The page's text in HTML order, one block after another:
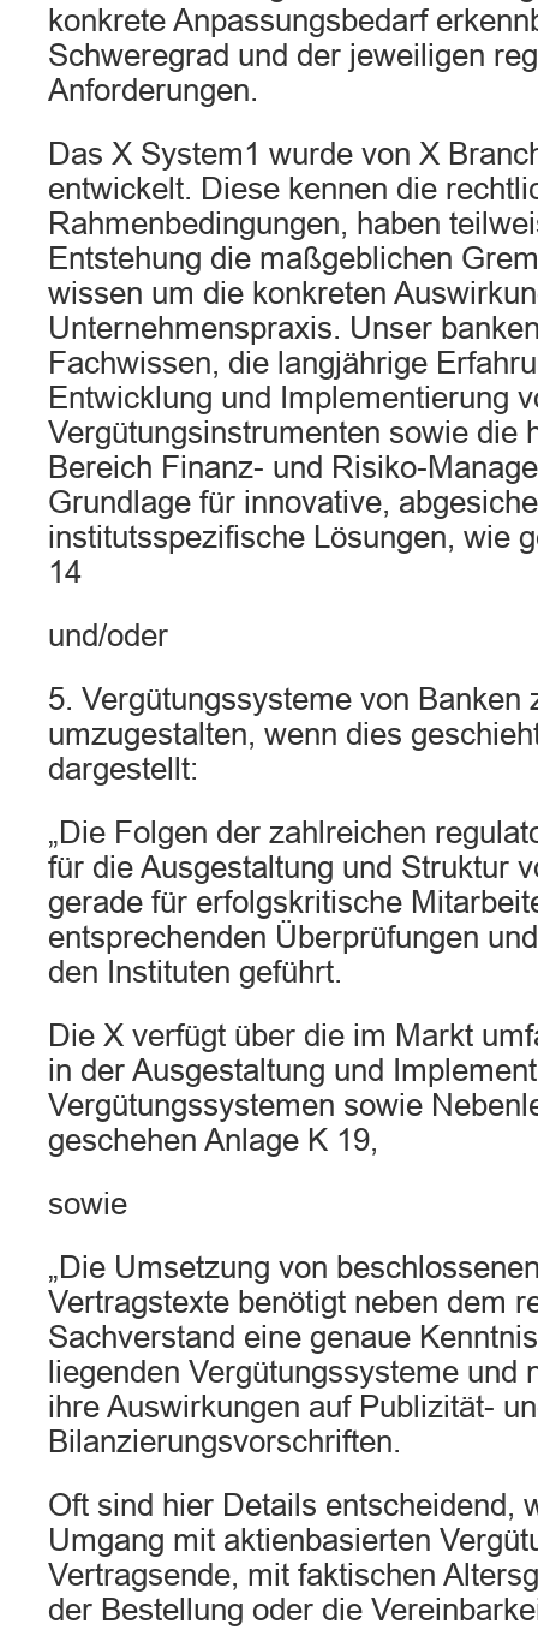
konkrete Anpassungsbedarf
Schweregrad und der jeweiligen
Anforderungen.
Das X System1 wurde von X
entwickelt. Diese kennen die
Rahmenbedingungen, haben
Entstehung die maßgeblichen
wissen um die konkreten
Unternehmenspraxis. Unser
Fachwissen, die langjährige
Entwicklung und Implementierung
Vergütungsinstrumenten sowie die
Bereich Finanz- und Risiko-
Grundlage für innovative,
institutsspezifische Lösungen, wie
14
und/oder
5. Vergütungssysteme von Banken
umzugestalten, wenn dies
dargestellt:
„Die Folgen der zahlreichen
für die Ausgestaltung und Struktur
gerade für erfolgskritische
entsprechenden Überprüfungen
den Instituten geführt.
Die X verfügt über die im Markt
in der Ausgestaltung und
Vergütungssystemen sowie
geschehen Anlage K 19,
sowie
„Die Umsetzung von
Vertragstexte benötigt neben dem
Sachverstand eine genaue
liegenden Vergütungssysteme und
ihre Auswirkungen auf Publizität-
Bilanzierungsvorschriften.
Oft sind hier Details entscheidend,
Umgang mit aktienbasierten
Vertragsende, mit faktischen
der Bestellung oder die